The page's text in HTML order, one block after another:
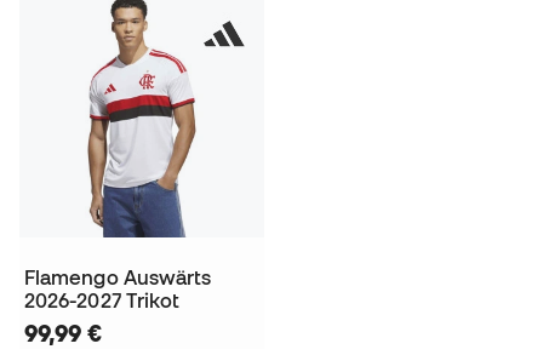
Flamengo Auswärts
2026-2027 Trikot
99,99 €